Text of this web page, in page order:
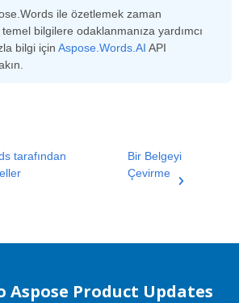
ile özetlemek zaman
temel bilgilere odaklanmanıza yardımcı
bilgi için Aspose.Words.AI API
tarafından
Bir Belgeyi
Çevirme
Aspose Product Updates